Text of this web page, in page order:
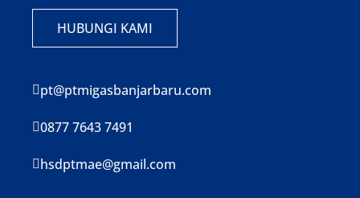
HUBUNGI KAMI
pt@ptmigasbanjarbaru.com
0877 7643 7491
hsdptmae@gmail.com